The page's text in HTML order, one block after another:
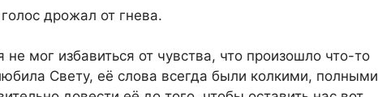
дрожал от гнева.
мог избавиться от чувства, что произошло что-то
Свету, её слова всегда были колкими, полными